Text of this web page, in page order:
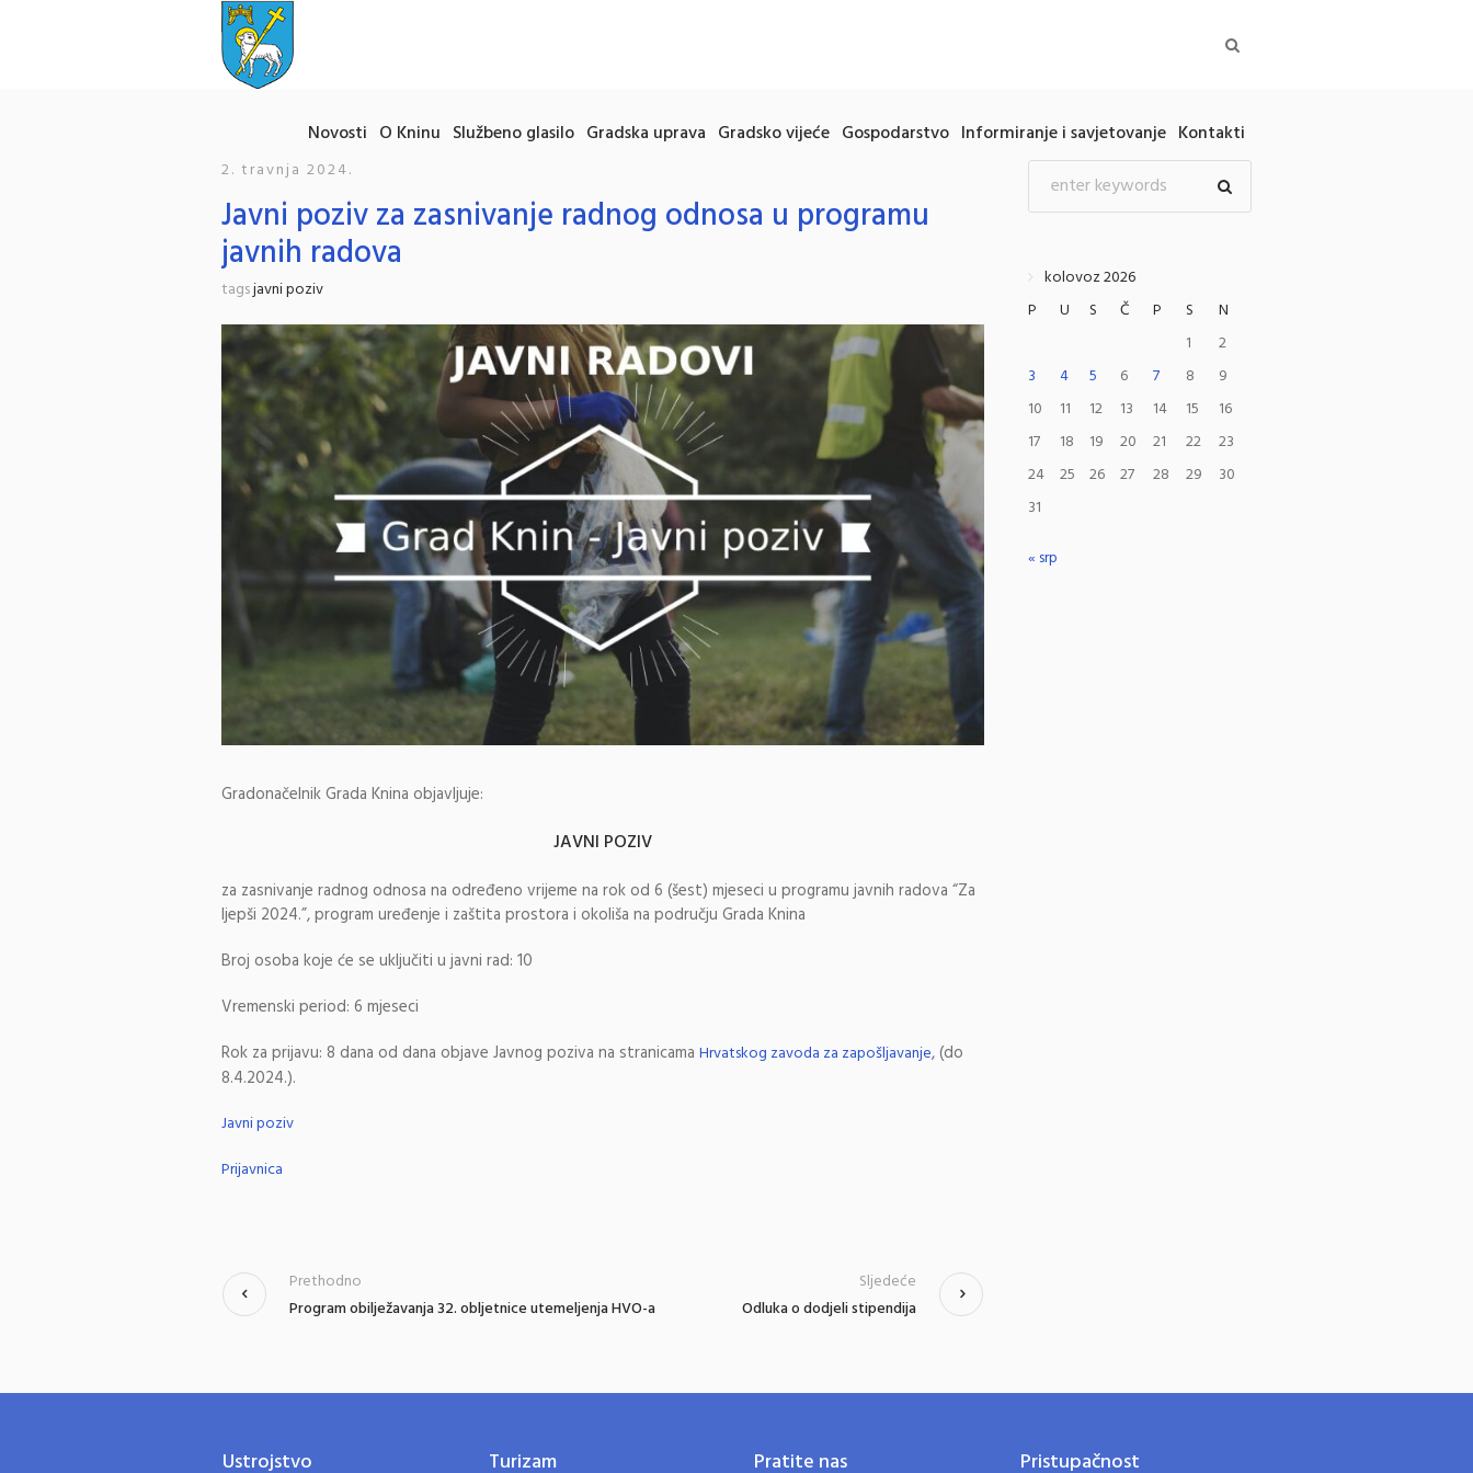
Novosti O Kninu Službeno glasilo Gradska uprava Gradsko vijeće Gospodarstvo Informiranje i savjetovanje Kontakti
2. travnja 2024.
Javni poziv za zasnivanje radnog odnosa u programu
javnih radova
tagsjavni poziv
Gradonačelnik Grada Knina objavljuje:
JAVNI POZIV
za zasnivanje radnog odnosa na određeno vrijeme na rok od 6 (šest) mjeseci u programu javnih radova “Za
ljepši 2024.”, program uređenje i zaštita prostora i okoliša na području Grada Knina
Broj osoba koje će se uključiti u javni rad: 10
Vremenski period: 6 mjeseci
Rok za prijavu: 8 dana od dana objave Javnog poziva na stranicama Hrvatskog zavoda za zapošljavanje, (do
8.4.2024.).
Javni poziv
Prijavnica
Program obilježavanja 32. obljetnice utemeljenja HVO-a
Prethodno
Odluka o dodjeli stipendija
Sljedeće
kolovoz 2026
P
U S Č P S
N
1
2
3
4 5 6 7 8
9
10
11 12 13 14 15
16
17
18 19 20 21 22
23
24
25 26 27 28 29
30
31
« srp
Ustrojstvo Turizam Pratite nas Pristupačnost